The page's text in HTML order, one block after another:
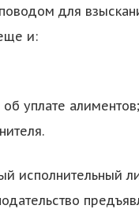
для
и:
уплате алиментов;
исполнительный